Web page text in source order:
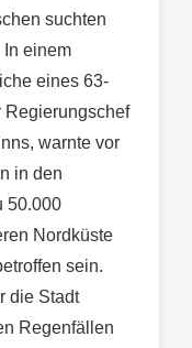
suchten
In einem
eines 63-
Regierungschef
warnte vor
in den
50.000
Nordküste
sein.
die Stadt
Regenfällen